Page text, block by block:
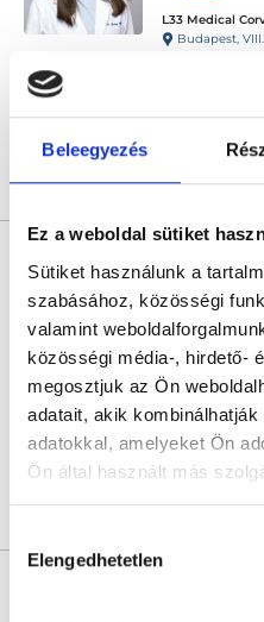
Beleegyezés
Ez a weboldal sütiket
Sütiket használunk a
szabásához, közösségi
valamint
közösségi média-, hirdető-
megosztjuk az Ön
adatait, akik
adatokkal, amelyeket Ön
Ön által használt más
szabályzat:https://
kiválasztása
Elengedhetetlen
L33 Medical
Budapest,
Árlista
Nőgyógyász
5.0
L33 Medical
Budapest,
Következő